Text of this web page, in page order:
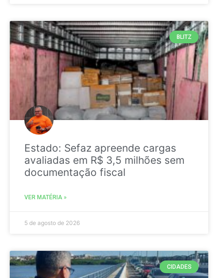
BLITZ
Estado: Sefaz apreende cargas
avaliadas em R$ 3,5 milhões sem
documentação fiscal
VER MATÉRIA »
5 de agosto de 2026
CIDADES